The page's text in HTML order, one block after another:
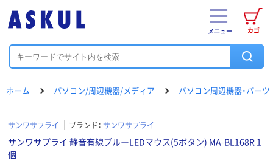
カゴ
メニュー
ホーム パソコン/周辺機器/メディア パソコン周辺機器・パーツ
サンワサプライ ブランド： サンワサプライ
サンワサプライ 静音有線ブルーLEDマウス(5ボタン) MA-BL168R 1
個